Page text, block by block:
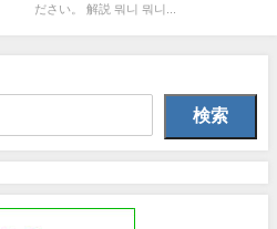
ださい。 解説 뭐니 뭐니...
検索